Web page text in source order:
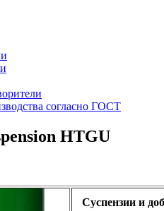
согласно ГОСТ
HTGU
Суспензии и